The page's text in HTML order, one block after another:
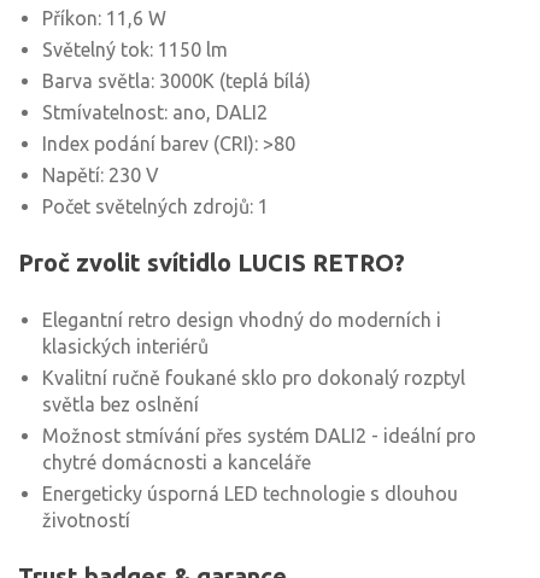
Příkon: 11,6 W
Světelný tok: 1150 lm
Barva světla: 3000K (teplá bílá)
Stmívatelnost: ano, DALI2
Index podání barev (CRI): >80
Napětí: 230 V
Počet světelných zdrojů: 1
Proč zvolit svítidlo LUCIS RETRO?
Elegantní retro design vhodný do moderních i
klasických interiérů
Kvalitní ručně foukané sklo pro dokonalý rozptyl
světla bez oslnění
Možnost stmívání přes systém DALI2 - ideální pro
chytré domácnosti a kanceláře
Energeticky úsporná LED technologie s dlouhou
životností